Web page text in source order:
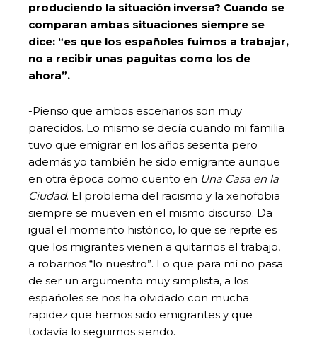
produciendo la situación inversa? Cuando se
comparan ambas situaciones siempre se
dice: “es que los españoles fuimos a trabajar,
no a recibir unas paguitas como los de
ahora”.
-Pienso que ambos escenarios son muy
parecidos. Lo mismo se decía cuando mi familia
tuvo que emigrar en los años sesenta pero
además yo también he sido emigrante aunque
en otra época como cuento en Una Casa en la
Ciudad. El problema del racismo y la xenofobia
siempre se mueven en el mismo discurso. Da
igual el momento histórico, lo que se repite es
que los migrantes vienen a quitarnos el trabajo,
a robarnos “lo nuestro”. Lo que para mí no pasa
de ser un argumento muy simplista, a los
españoles se nos ha olvidado con mucha
rapidez que hemos sido emigrantes y que
todavía lo seguimos siendo.